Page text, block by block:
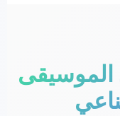
الموسيقى